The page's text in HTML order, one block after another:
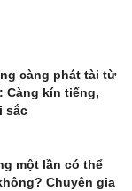
càng phát tài từ
Càng kín tiếng,
sắc
một lần có thể
Chuyên gia